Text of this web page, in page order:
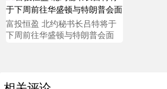
富投恒盈 北约秘书长吕特将于
下周前往华盛顿与特朗普会面